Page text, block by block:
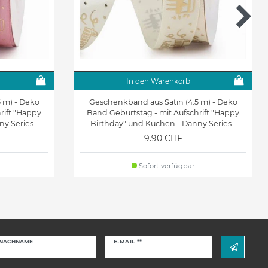
m) - Deko
"Happy
Series -
In den Warenkorb
Geschenkband aus Satin (4.5 m) - Deko
Band Geburtstag - mit Aufschrift "Happy
Birthday" und Kuchen - Danny Series -
weiss
9.90 CHF
Sofort verfügbar
E-MAIL **
Newsletter